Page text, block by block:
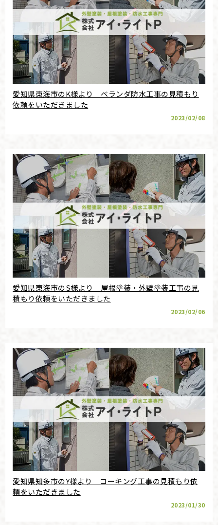
愛知県東海市のK様より ベランダ防水工事の見積もり
依頼をいただきました
2023/02/08
愛知県東海市のS様より 屋根塗装・外壁塗装工事の見
積もり依頼をいただきました
2023/02/06
愛知県知多市のY様より コーキング工事の見積もり依
頼をいただきました
2023/01/30